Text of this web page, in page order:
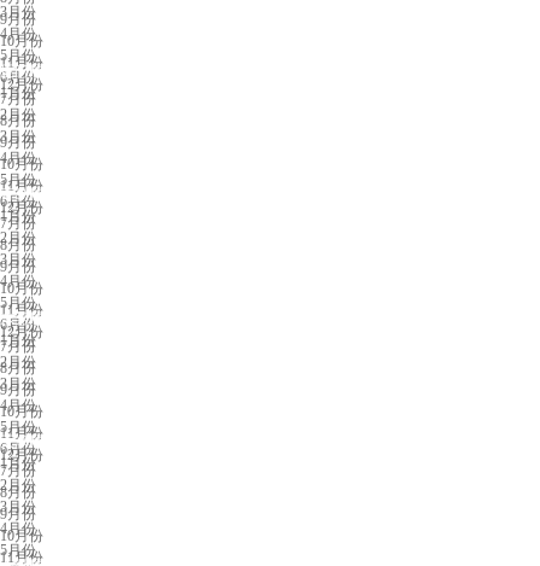
9月份
10月份
11月份
12月份
3月份
4月份
5月份
6月份
7月份
8月份
9月份
10月份
11月份
12月份
厦门展会排期
1月份
2月份
3月份
4月份
5月份
6月份
7月份
8月份
9月份
10月份
11月份
12月份
青岛展会排期
1月份
2月份
3月份
4月份
5月份
6月份
7月份
8月份
9月份
10月份
11月份
12月份
东莞展会排期
1月份
2月份
3月份
4月份
5月份
6月份
7月份
8月份
9月份
10月份
11月份
天津展会排期
1月份
2月份
3月份
4月份
5月份